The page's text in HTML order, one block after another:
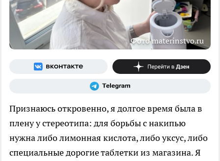
Фото materinstvo.ru
Признаюсь откровенно, я долгое время была в
плену у стереотипа: для борьбы с накипью
нужна либо лимонная кислота, либо уксус, либо
специальные дорогие таблетки из магазина. Я